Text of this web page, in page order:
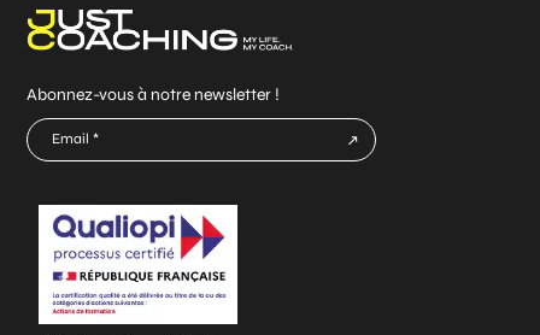
Abonnez-vous à notre newsletter !
E-
mail
*